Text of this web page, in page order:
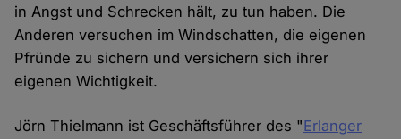
in Angst und Schrecken hält, zu tun haben. Die
Anderen versuchen im Windschatten, die eigenen
Pfründe zu sichern und versichern sich ihrer
eigenen Wichtigkeit.
Jörn Thielmann ist Geschäftsführer des "Erlanger